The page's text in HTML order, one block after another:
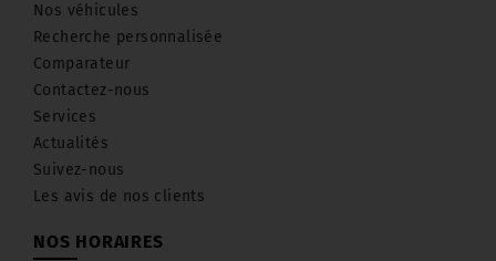
Nos véhicules
Recherche personnalisée
Comparateur
Contactez-nous
Services
Actualités
Suivez-nous
Les avis de nos clients
NOS HORAIRES